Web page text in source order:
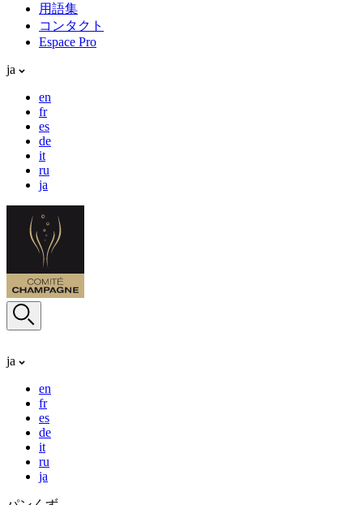
用語集
コンタクト
Espace Pro
ja
en
fr
es
de
it
ru
ja
ja
en
fr
es
de
it
ru
ja